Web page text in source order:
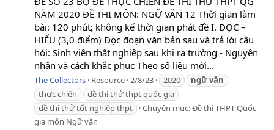
NĂM 2020 ĐỀ THI MÔN: NGỮ VĂN 12 Thời gian làm
bài: 120 phút; không kể thời gian phát đề I. ĐỌC –
HIỂU (3,0 điểm) Đọc đoạn văn bản sau và trả lời câu
hỏi: Sinh viên thất nghiệp sau khi ra trường - Nguyên
nhân và cách khắc phục Theo số liệu mới...
The Collectors Resource 2/8/23 2020 ngữvăn
thực chiến
đề thi thử thpt quốc gia
đề thi thử tốt nghiệp thpt
Chuyên mục:Đề thi THPT Quốc
gia môn Ngữ văn